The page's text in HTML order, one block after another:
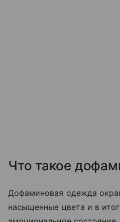
Что такое
Дофаминовая одежда
насыщенные цвета и в